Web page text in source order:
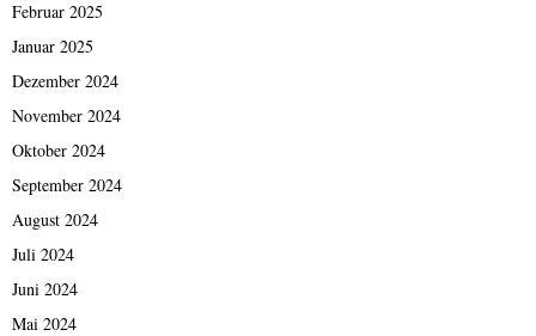
Februar 2025
Januar 2025
Dezember 2024
November 2024
Oktober 2024
September 2024
August 2024
Juli 2024
Juni 2024
Mai 2024